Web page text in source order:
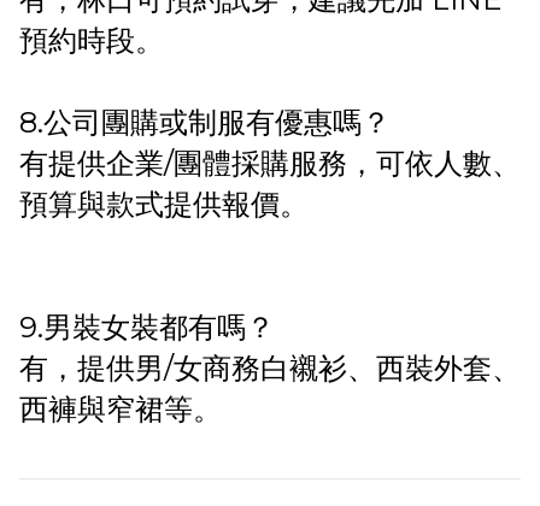
預約時段。
8.公司團購或制服有優惠嗎？
有提供企業/團體採購服務，可依人數、
預算與款式提供報價。
9.男裝女裝都有嗎？
有，提供男/女商務白襯衫、西裝外套、
西褲與窄裙等。